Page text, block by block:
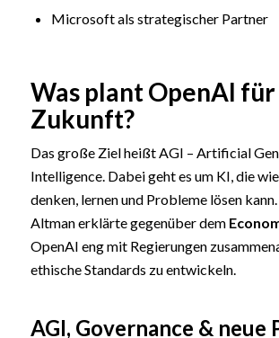
Microsoft als strategischer Partner
Was plant OpenAI
Zukunft?
Das große Ziel heißt AGI – Artificial
Intelligence. Dabei geht es um KI, die
denken, lernen und Probleme lösen kann.
Altman erklärte gegenüber dem
OpenAI eng mit Regierungen
ethische Standards zu entwickeln.
AGI, Governance & neue